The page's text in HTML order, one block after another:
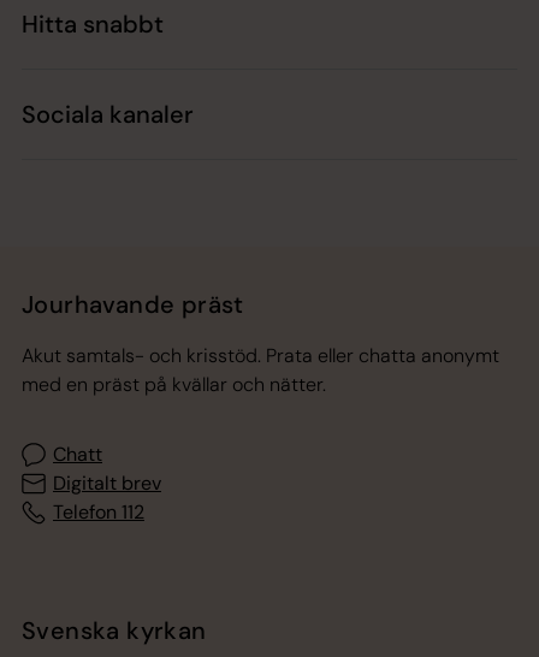
Hitta snabbt
Sociala kanaler
Jourhavande präst
Akut samtals- och krisstöd. Prata eller chatta anonymt
med en präst på kvällar och nätter.
Chatt
Digitalt brev
Telefon 112
Svenska kyrkan